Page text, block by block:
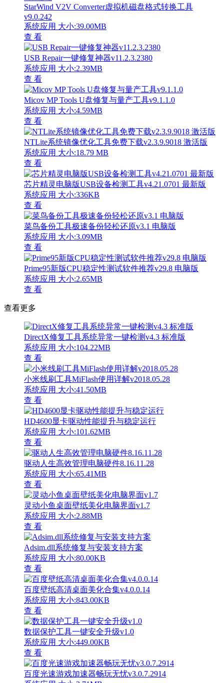
StarWind V2V Converter虚拟机磁盘格式转换工具
v9.0.242
系统应用 大小:39.00MB
查 看
USB Repair一键修复神器v11.2.3.2380
系统应用 大小:2.39MB
查 看
Micov MP Tools U盘修复与量产工具v9.1.1.0
系统应用 大小:4.59MB
查 看
NTLite系统镜像优化工具免费下载v2.3.9.9018 激活版
系统应用 大小:18.79 MB
查 看
芯片精灵电脑版USB设备检测工具v4.21.0701 最新版
系统应用 大小:336KB
查 看
菜鸟备份工具极速备份轻松还原v3.1 电脑版
系统应用 大小:3.09MB
查 看
Prime95新版CPU稳定性测试软件推荐v29.8 电脑版
系统应用 大小:2.65MB
查 看
查看更多
DirectX修复工具系统异常一键检测v4.3 标准版
系统应用 大小:104.22MB
查 看
小米线刷工具MiFlash使用详解v2018.05.28
系统应用 大小:41.50MB
查 看
HD4600显卡驱动性能提升与稳定运行
系统应用 大小:101.62MB
查 看
驱动人生高效管理电脑硬件8.16.11.28
系统应用 大小:65.41MB
查 看
灵动小鱼桌面壁纸美化电脑界面v1.7
系统应用 大小:2.88MB
查 看
Adsim.dll系统修复与安装支持方案
系统应用 大小:80.00KB
查 看
百度壁纸高清桌面美化合集v4.0.0.14
系统应用 大小:843.00KB
查 看
数据保护工具一键安全升级v1.0
系统应用 大小:449.00KB
查 看
百度光速游戏加速器畅玩无忧v3.0.7.2914